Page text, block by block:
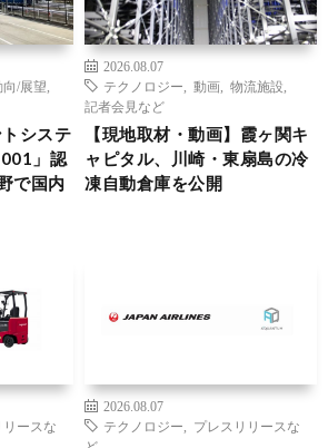
向/展望
システ
」認
で国内
2026.08.07
テクノロジー
動画 物流施設
記者会見など
【現地取材・動画】霞ヶ関キ
ャピタル、川崎・東扇島の冷
凍自動倉庫を公開
リースな
2026.08.07
テクノロジー
プレスリリースな